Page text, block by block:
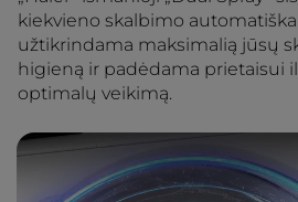
kiekvieno skalbimo
užtikrindama maksimalią jūsų
higieną ir padėdama prietaisui
optimalų veikimą.